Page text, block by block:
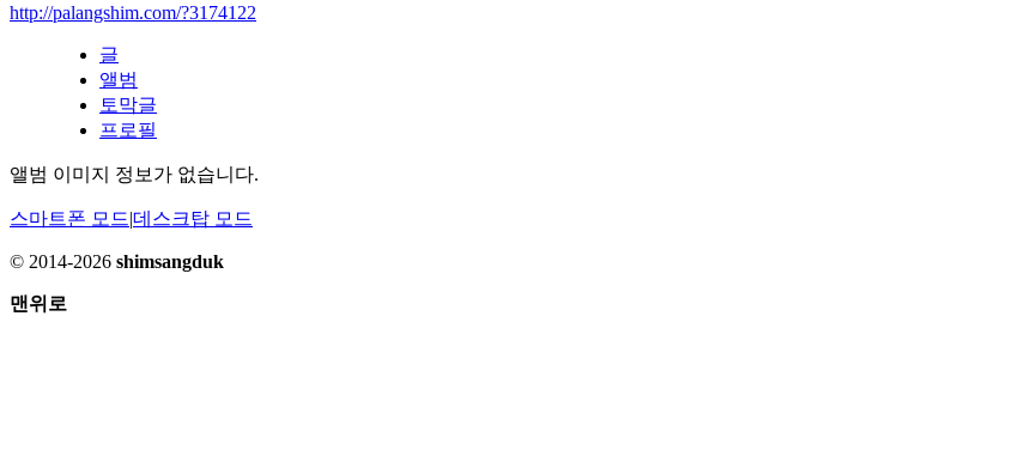
http://palangshim.com/?3174122
글
앨범
토막글
프로필
앨범 이미지 정보가 없습니다.
스마트폰 모드|데스크탑 모드
© 2014-2026 shimsangduk
맨위로